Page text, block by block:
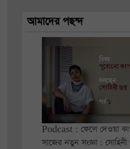
আমাদের পছন্দ
Podcast : ফেলে দেওয়া
সাজের নতুন সংজ্ঞা : সোহিনী